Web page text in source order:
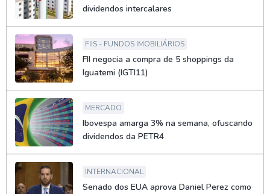
dividendos intercalares
FIIS - FUNDOS IMOBILIÁRIOS
FII negocia a compra de 5 shoppings da
Iguatemi (IGTI11)
MERCADO
Ibovespa amarga 3% na semana, ofuscando
dividendos da PETR4
INTERNACIONAL
Senado dos EUA aprova Daniel Perez como